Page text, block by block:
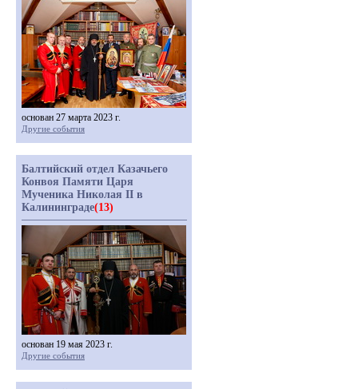
основан 27 марта 2023 г.
Другие события
Балтийский отдел Казачьего
Конвоя Памяти Царя
Мученика Николая II в
Калининграде(13)
основан 19 мая 2023 г.
Другие события